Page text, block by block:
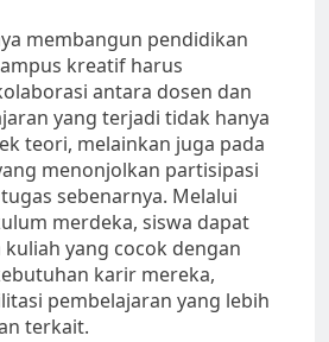
membangun pendidikan
kreatif harus
antara dosen dan
yang terjadi tidak hanya
teori, melainkan juga pada
menonjolkan partisipasi
sebenarnya. Melalui
merdeka, siswa dapat
yang cocok dengan
karir mereka,
pembelajaran yang lebih
terkait.